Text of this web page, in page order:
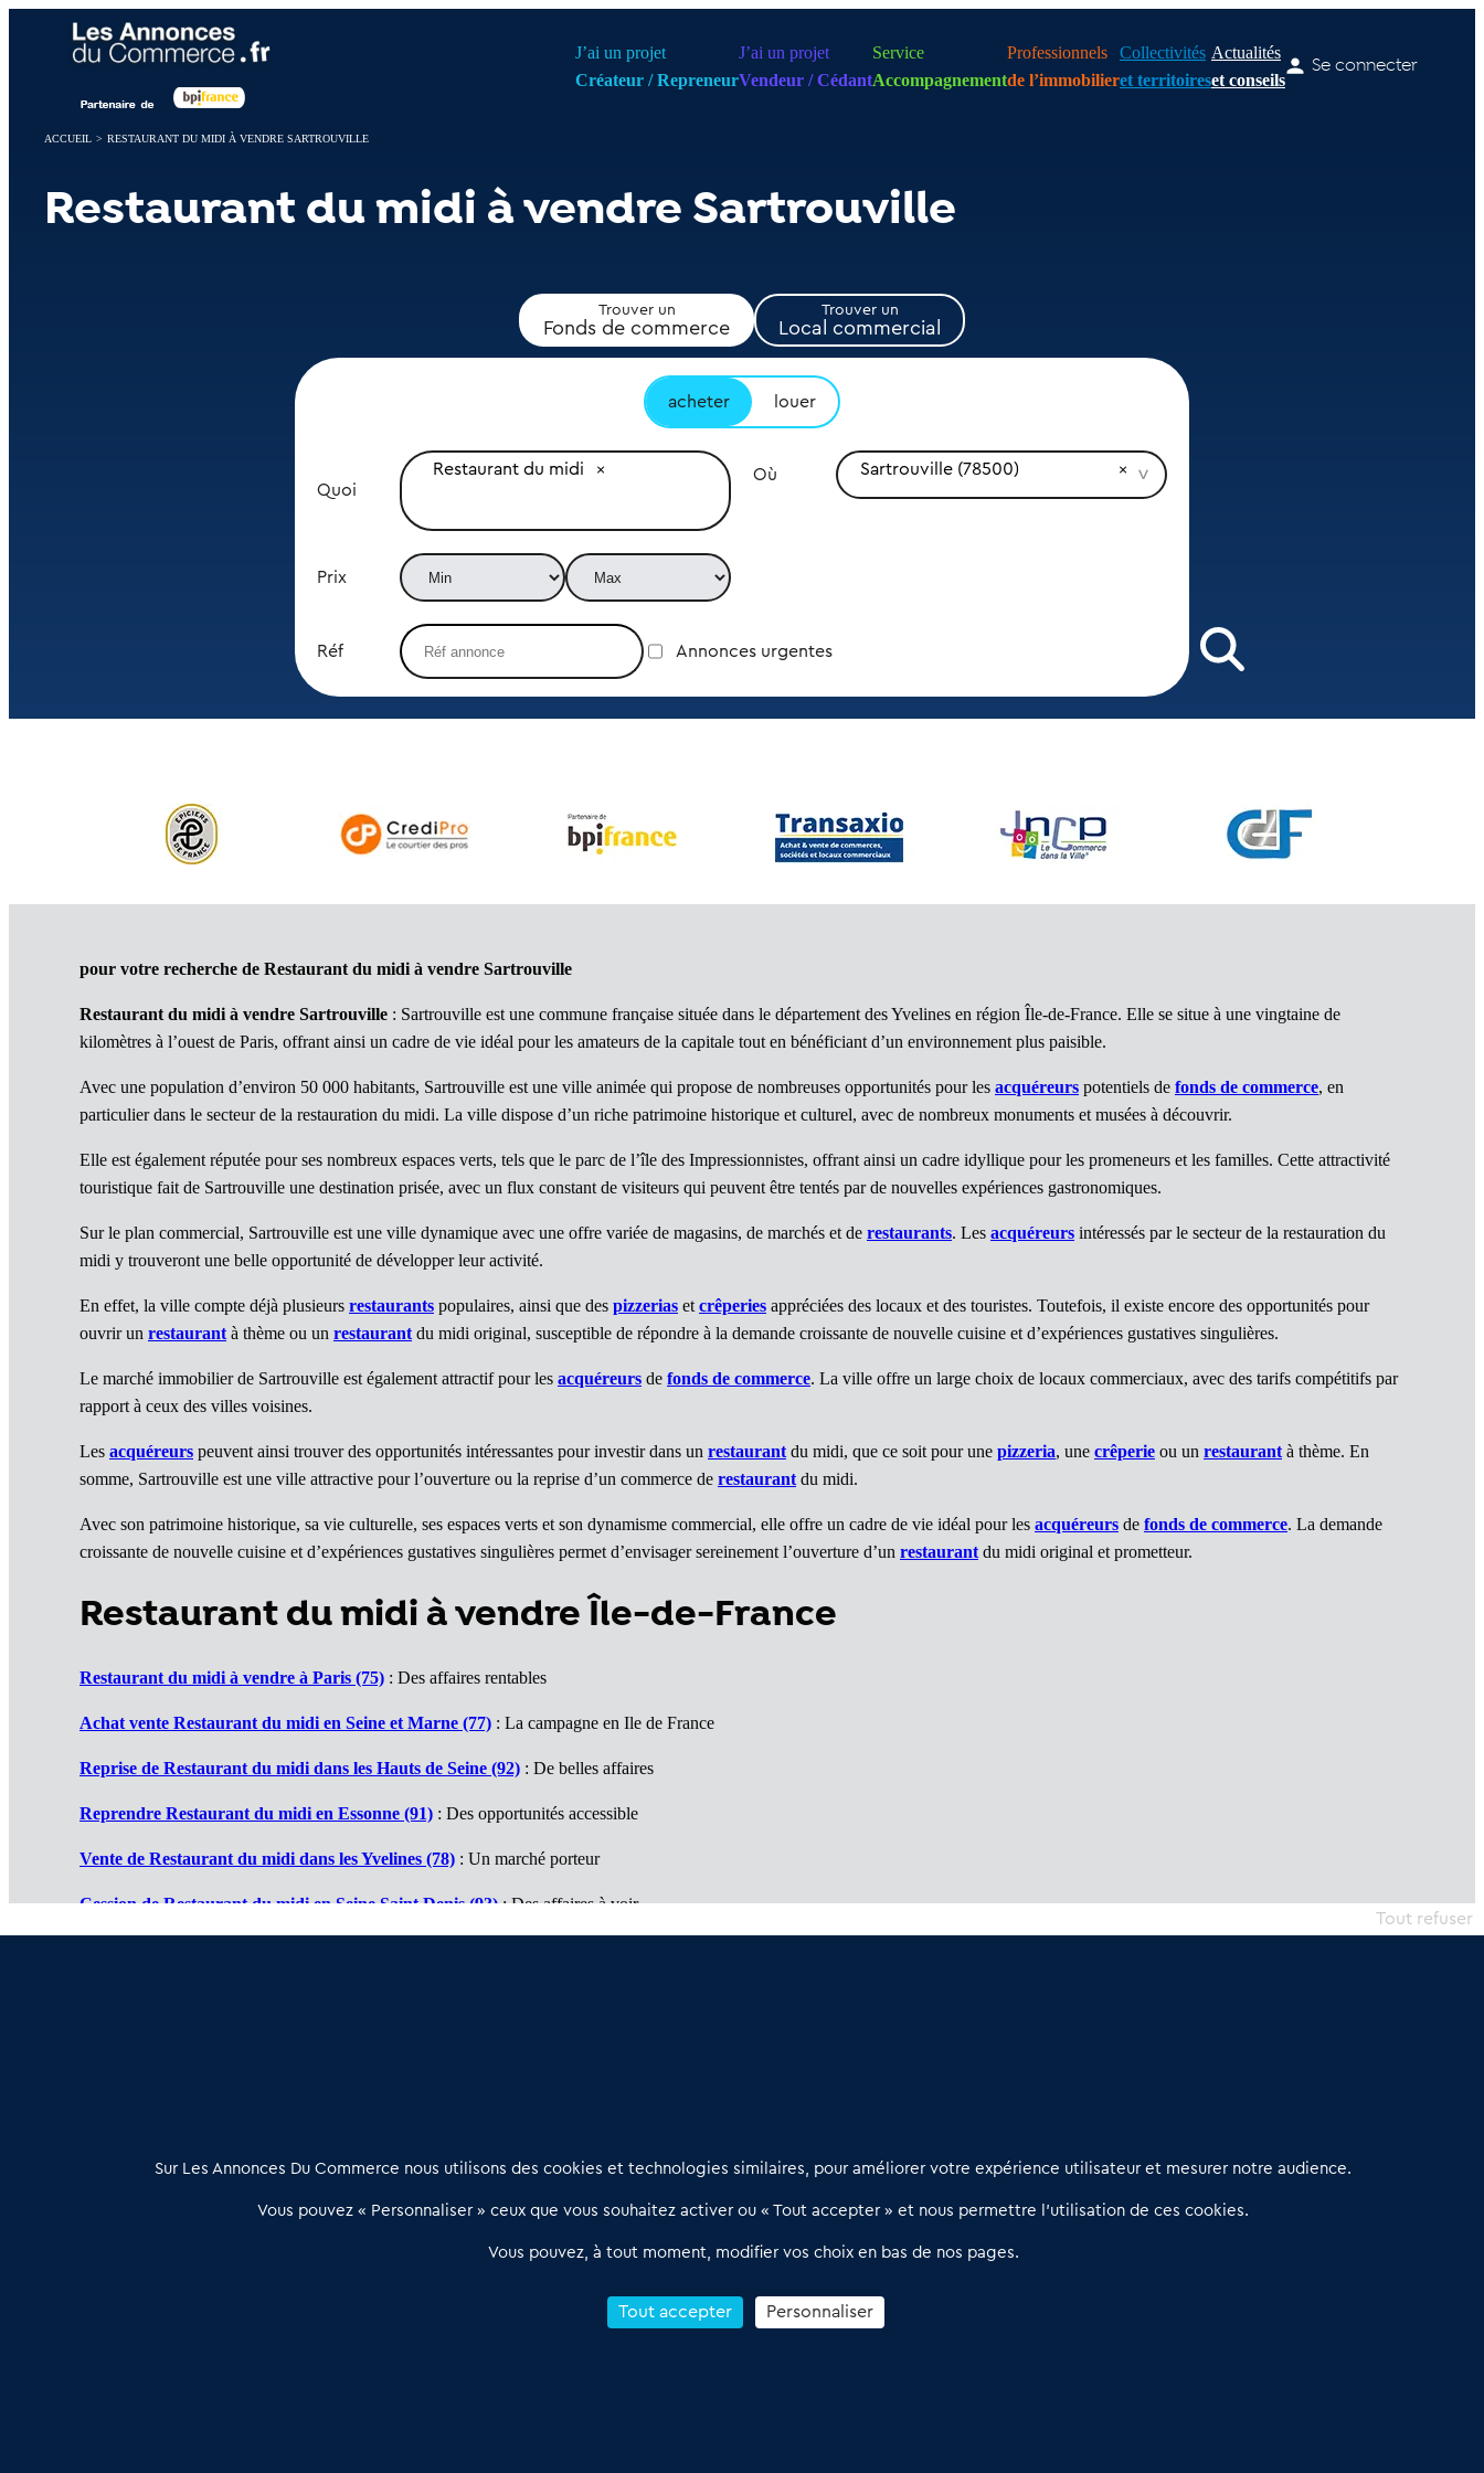
J’ai un projet
Créateur / Repreneur
J’ai un projet
Vendeur / Cédant
Service
Accompagnement
Professionnels
de l’immobilier
Collectivités
et territoires
Actualités
et conseils
Se connecter
ACCUEIL > RESTAURANT DU MIDI À VENDRE SARTROUVILLE
Restaurant du midi à vendre Sartrouville
Trouver un
Fonds de commerce
Trouver un
Local commercial
acheter louer
Quoi
Restaurant du midi Où Sartrouville (78500)
Prix
Réf Annonces urgentes
pour votre recherche de Restaurant du midi à vendre Sartrouville
Restaurant du midi à vendre Sartrouville : Sartrouville est une commune française située dans le département des Yvelines en région Île-de-France. Elle se situe à une vingtaine de
kilomètres à l’ouest de Paris, offrant ainsi un cadre de vie idéal pour les amateurs de la capitale tout en bénéficiant d’un environnement plus paisible.
Avec une population d’environ 50 000 habitants, Sartrouville est une ville animée qui propose de nombreuses opportunités pour les acquéreurs potentiels de fonds de commerce, en
particulier dans le secteur de la restauration du midi. La ville dispose d’un riche patrimoine historique et culturel, avec de nombreux monuments et musées à découvrir.
Elle est également réputée pour ses nombreux espaces verts, tels que le parc de l’île des Impressionnistes, offrant ainsi un cadre idyllique pour les promeneurs et les familles. Cette attractivité
touristique fait de Sartrouville une destination prisée, avec un flux constant de visiteurs qui peuvent être tentés par de nouvelles expériences gastronomiques.
Sur le plan commercial, Sartrouville est une ville dynamique avec une offre variée de magasins, de marchés et de restaurants. Les acquéreurs intéressés par le secteur de la restauration du
midi y trouveront une belle opportunité de développer leur activité.
En effet, la ville compte déjà plusieurs restaurants populaires, ainsi que des pizzerias et crêperies appréciées des locaux et des touristes. Toutefois, il existe encore des opportunités pour
ouvrir un restaurant à thème ou un restaurant du midi original, susceptible de répondre à la demande croissante de nouvelle cuisine et d’expériences gustatives singulières.
Le marché immobilier de Sartrouville est également attractif pour les acquéreurs de fonds de commerce. La ville offre un large choix de locaux commerciaux, avec des tarifs compétitifs par
rapport à ceux des villes voisines.
Les acquéreurs peuvent ainsi trouver des opportunités intéressantes pour investir dans un restaurant du midi, que ce soit pour une pizzeria, une crêperie ou un restaurant à thème. En
somme, Sartrouville est une ville attractive pour l’ouverture ou la reprise d’un commerce de restaurant du midi.
Avec son patrimoine historique, sa vie culturelle, ses espaces verts et son dynamisme commercial, elle offre un cadre de vie idéal pour les acquéreurs de fonds de commerce. La demande
croissante de nouvelle cuisine et d’expériences gustatives singulières permet d’envisager sereinement l’ouverture d’un restaurant du midi original et prometteur.
Restaurant du midi à vendre Île-de-France
Restaurant du midi à vendre à Paris (75) : Des affaires rentables
Achat vente Restaurant du midi en Seine et Marne (77) : La campagne en Ile de France
Reprise de Restaurant du midi dans les Hauts de Seine (92) : De belles affaires
Reprendre Restaurant du midi en Essonne (91) : Des opportunités accessible
Vente de Restaurant du midi dans les Yvelines (78) : Un marché porteur
Cession de Restaurant du midi en Seine Saint Denis (93): Des affaires à voir
relation qualifiée conçu pour les acteurs de l’immobilier commercial
02 54 56 03 17
Contactez-nous
Notre solution
Offres Pro
Qui sommes nous ?
Petitscommerces : Un partenariat au service du commerce de
Panneau de gestion des cookies
Sur Les Annonces Du Commerce nous utilisons des cookies et technologies similaires, pour améliorer votre expérience utilisateur et mesurer notre audience.
Vous pouvez « Personnaliser » ceux que vous souhaitez activer ou « Tout accepter » et nous permettre l’utilisation de ces cookies.
Vous pouvez, à tout moment, modifier vos choix en bas de nos pages.
Tout accepter
Tout refuser
Personnaliser